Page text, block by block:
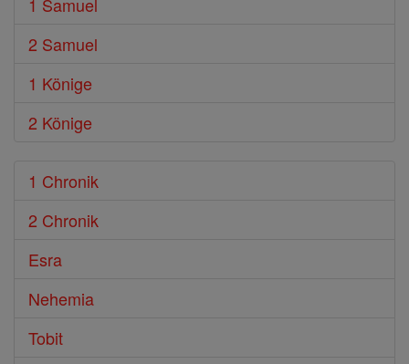
1 Samuel
2 Samuel
1 Könige
2 Könige
1 Chronik
2 Chronik
Esra
Nehemia
Tobit